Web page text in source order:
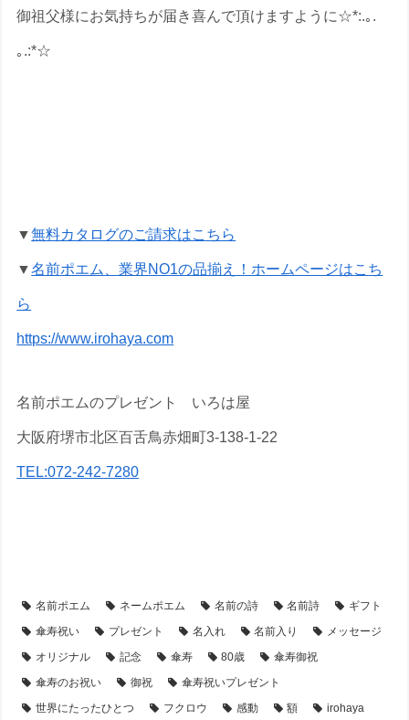
御祖父様にお気持ちが届き喜んで頂けますように☆*:.｡.
｡.:*☆
▼無料カタログのご請求はこちら
▼名前ポエム、業界NO1の品揃え！ホームページはこち
ら
https://www.irohaya.com
名前ポエムのプレゼント いろは屋
大阪府堺市北区百舌鳥赤畑町3-138-1-22
TEL:072-242-7280
名前ポエム ネームポエム 名前の詩 名前詩
ギフト
傘寿祝い
プレゼント 名入れ 名前入り
メッセージ
オリジナル
記念 傘寿 80歳
傘寿御祝
傘寿のお祝い
御祝
傘寿祝いプレゼント
世界にたったひとつ
フクロウ 感動 額 irohaya